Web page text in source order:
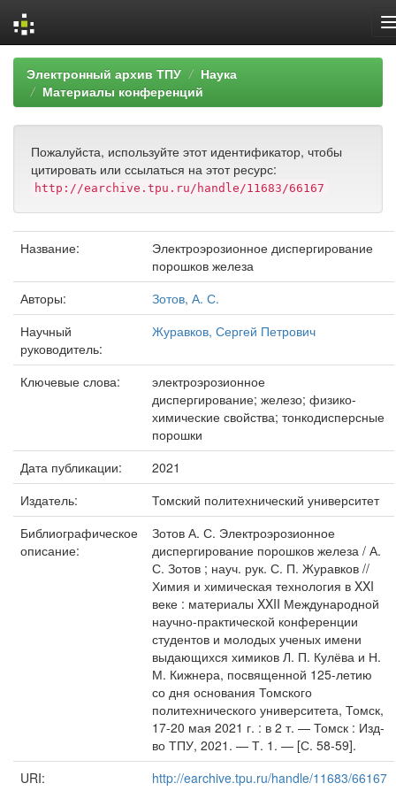
Skip
navigation
Электронный архив ТПУ
Наука
Материалы конференций
Пожалуйста, используйте этот идентификатор, чтобы
цитировать или ссылаться на этот ресурс:
http://earchive.tpu.ru/handle/11683/66167
Название:
Электроэрозионное диспергирование
порошков железа
Авторы:
Зотов, А. С.
Научный
руководитель:
Журавков, Сергей Петрович
Ключевые слова:
электроэрозионное
диспергирование; железо; физико-
химические свойства; тонкодисперсные
порошки
Дата публикации:
2021
Издатель:
Томский политехнический университет
Библиографическое
описание:
Зотов А. С. Электроэрозионное
диспергирование порошков железа / А.
С. Зотов ; науч. рук. С. П. Журавков //
Химия и химическая технология в XXI
веке : материалы XXII Международной
научно-практической конференции
студентов и молодых ученых имени
выдающихся химиков Л. П. Кулёва и Н.
М. Кижнера, посвященной 125-летию
со дня основания Томского
политехнического университета, Томск,
17-20 мая 2021 г. : в 2 т. — Томск : Изд-
во ТПУ, 2021. — Т. 1. — [С. 58-59].
URI:
http://earchive.tpu.ru/handle/11683/66167